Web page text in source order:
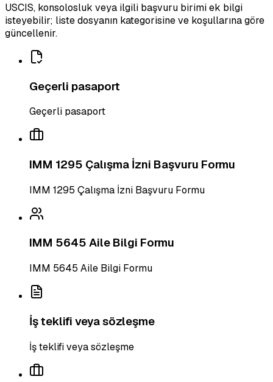
USCIS, konsolosluk veya ilgili başvuru birimi ek bilgi
isteyebilir; liste dosyanın kategorisine ve koşullarına göre
güncellenir.
Geçerli pasaport
Geçerli pasaport
IMM 1295 Çalışma İzni Başvuru Formu
IMM 1295 Çalışma İzni Başvuru Formu
IMM 5645 Aile Bilgi Formu
IMM 5645 Aile Bilgi Formu
İş teklifi veya sözleşme
İş teklifi veya sözleşme